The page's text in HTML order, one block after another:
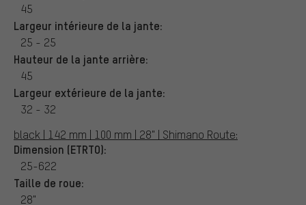
45
Largeur intérieure de la jante:
25 - 25
Hauteur de la jante arrière:
45
Largeur extérieure de la jante:
32 - 32
black | 142 mm | 100 mm | 28" | Shimano Route:
Dimension (ETRTO):
25-622
Taille de roue:
28"